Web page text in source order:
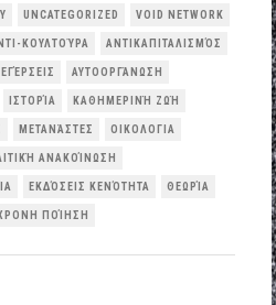
UNCATEGORIZED VOID NETWORK
ΚΟΥΛΤΟΎΡΑ ΑΝΤΙΚΑΠΙΤΑΛΙΣΜΌΣ
ΑΥΤΟΟΡΓΆΝΩΣΗ
ΙΣΤΟΡΊΑ ΚΑΘΗΜΕΡΙΝΉ ΖΩΉ
ΜΕΤΑΝΆΣΤΕΣ ΟΙΚΟΛΟΓΙΑ
ΑΝΑΚΟΊΝΩΣΗ
ΕΚΔΌΣΕΙΣ ΚΕΝΌΤΗΤΑ ΘΕΩΡΊΑ
ΠΟΊΗΣΗ